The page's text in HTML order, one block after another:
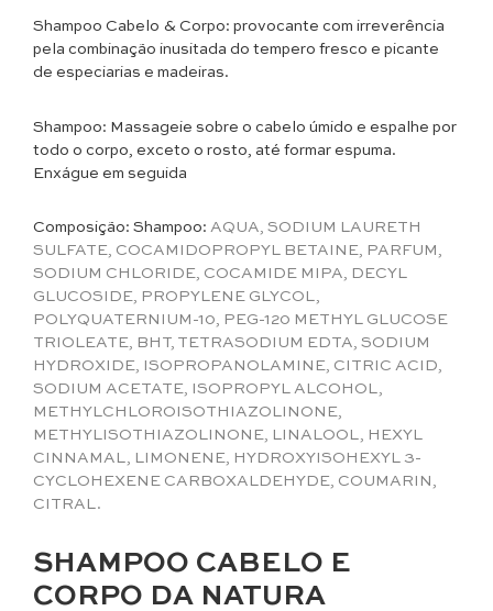
Shampoo Cabelo & Corpo: provocante com irreverência
pela combinação inusitada do tempero fresco e picante
de especiarias e madeiras.
Shampoo: Massageie sobre o cabelo úmido e espalhe por
todo o corpo, exceto o rosto, até formar espuma.
Enxágue em seguida
Composição: Shampoo: AQUA, SODIUM LAURETH
SULFATE, COCAMIDOPROPYL BETAINE, PARFUM,
SODIUM CHLORIDE, COCAMIDE MIPA, DECYL
GLUCOSIDE, PROPYLENE GLYCOL,
POLYQUATERNIUM-10, PEG-120 METHYL GLUCOSE
TRIOLEATE, BHT, TETRASODIUM EDTA, SODIUM
HYDROXIDE, ISOPROPANOLAMINE, CITRIC ACID,
SODIUM ACETATE, ISOPROPYL ALCOHOL,
METHYLCHLOROISOTHIAZOLINONE,
METHYLISOTHIAZOLINONE, LINALOOL, HEXYL
CINNAMAL, LIMONENE, HYDROXYISOHEXYL 3-
CYCLOHEXENE CARBOXALDEHYDE, COUMARIN,
CITRAL.
SHAMPOO CABELO E
CORPO DA NATURA